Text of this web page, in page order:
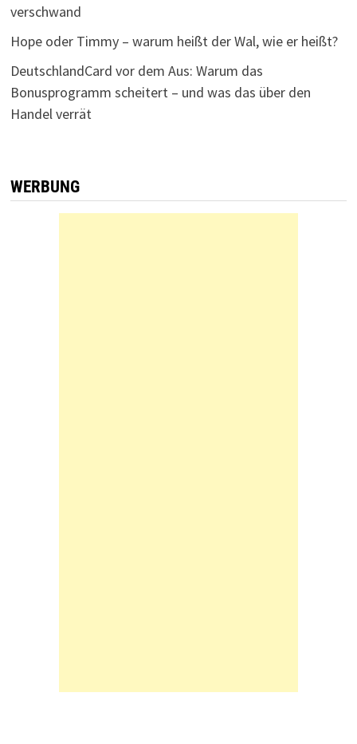
verschwand
Hope oder Timmy – warum heißt der Wal, wie er heißt?
DeutschlandCard vor dem Aus: Warum das
Bonusprogramm scheitert – und was das über den
Handel verrät
WERBUNG